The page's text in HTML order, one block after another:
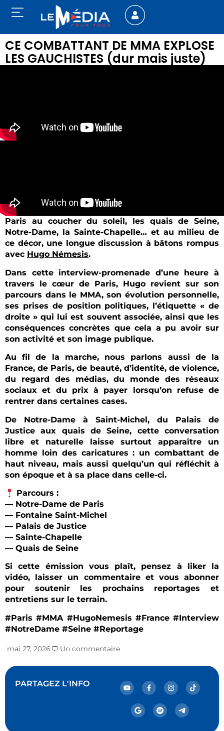
CE COMBATTANT DE MMA EXPLOSE
LES GAUCHISTES (dur mais juste)
Paris au coucher du soleil, les quais de Seine,
Notre-Dame, la Sainte-Chapelle… et au milieu de
ce décor, une longue discussion à bâtons rompus
avec Hugo Némesis.
Dans cette interview-promenade d’une heure à
travers le cœur de Paris, Hugo revient sur son
parcours dans le MMA, son évolution personnelle,
ses prises de position politiques, l’étiquette « de
droite » qui lui est souvent associée, ainsi que les
conséquences concrètes que cela a pu avoir sur
son activité et son image publique.
Au fil de la marche, nous parlons aussi de la
France, de Paris, de beauté, d’identité, de violence,
du regard des médias, du monde des réseaux
sociaux et du prix à payer lorsqu’on refuse de
rentrer dans certaines cases.
De Notre-Dame à Saint-Michel, du Palais de
Justice aux quais de Seine, cette conversation
libre et naturelle laisse surtout apparaître un
homme loin des caricatures : un combattant de
haut niveau, mais aussi quelqu’un qui réfléchit à
son époque et à sa place dans celle-ci.
Parcours :
— Notre-Dame de Paris
— Fontaine Saint-Michel
— Palais de Justice
— Sainte-Chapelle
— Quais de Seine
Si cette émission vous plaît, pensez à liker la
vidéo, laisser un commentaire et vous abonner
pour soutenir les prochains reportages et
entretiens sur le terrain.
#Paris #MMA #HugoNemesis #France #Interview
#NotreDame #Seine #Reportage
mai 27, 2026 Un commentaire
PARTAGEZ L'INFO